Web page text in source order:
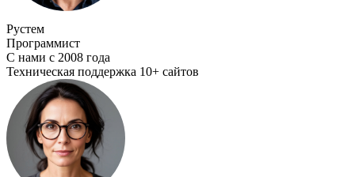
Рустем
Программист
С нами с 2008 года
Техническая поддержка 10+ сайтов